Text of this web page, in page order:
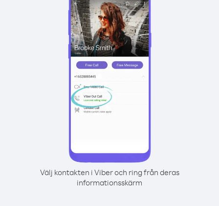
Välj kontakten i Viber och ring från deras
informationsskärm